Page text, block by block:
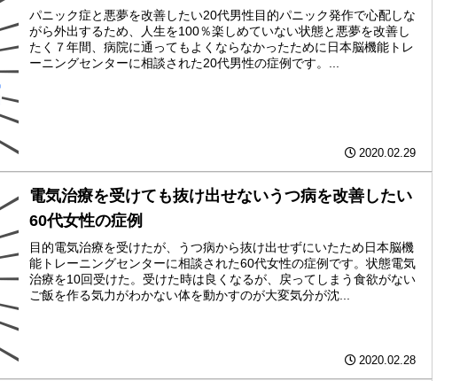
パニック症と悪夢を改善したい20代男性目的パニック発作で心配しな
がら外出するため、人生を100％楽しめていない状態と悪夢を改善し
たく７年間、病院に通ってもよくならなかったために日本脳機能トレ
ーニングセンターに相談された20代男性の症例です。...
2020.02.29
電気治療を受けても抜け出せないうつ病を改善したい
60代女性の症例
目的電気治療を受けたが、うつ病から抜け出せずにいたため日本脳機
能トレーニングセンターに相談された60代女性の症例です。状態電気
治療を10回受けた。受けた時は良くなるが、戻ってしまう食欲がない
ご飯を作る気力がわかない体を動かすのが大変気分が沈...
2020.02.28